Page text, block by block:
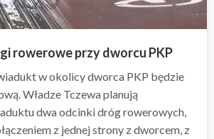
rowerowe przy dworcu PKP
w okolicy dworca PKP będzie
Władze Tczewa planują
dwa odcinki dróg rowerowych,
z jednej strony z dworcem, z